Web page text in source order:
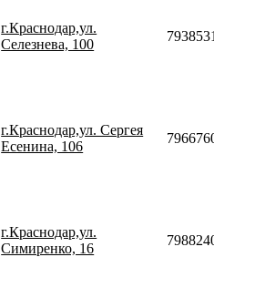
г.Краснодар,ул.
Селезнева, 100
79385315999
г.Краснодар,ул. Сергея
Есенина, 106
79667604707
г.Краснодар,ул.
Симиренко, 16
79882402122